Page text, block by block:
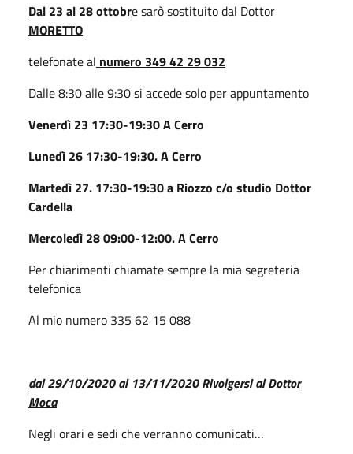
Dal 23 al 28 ottobre sarò sostituito dal Dottor
MORETTO
telefonate al numero 349 42 29 032
Dalle 8:30 alle 9:30 si accede solo per appuntamento
Venerdì 23 17:30-19:30 A Cerro
Lunedì 26 17:30-19:30.A Cerro
Martedì 27. 17:30-19:30 a Riozzo c/o studio Dottor
Cardella
Mercoledì 28 09:00-12:00. A Cerro
Per chiarimenti chiamate sempre la mia segreteria
telefonica
Al mio numero 335 62 15 088
dal 29/10/2020 al 13/11/2020Rivolgersi al Dottor
Moca
Negli orari e sedi che verranno comunicati…